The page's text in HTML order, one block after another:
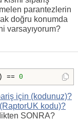
parantezlerin
doğru konumda
varsayıyorum?
== 0
için (kodunuz)?
kodu)?
SONRA?